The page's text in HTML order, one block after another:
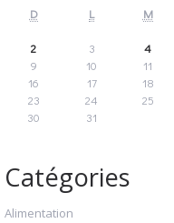
D L M
2
3 4
9
10 11
16
17 18
23
24 25
30
31
Catégories
Alimentation